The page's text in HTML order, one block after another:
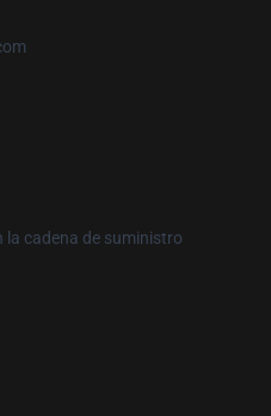
la cadena de suministro